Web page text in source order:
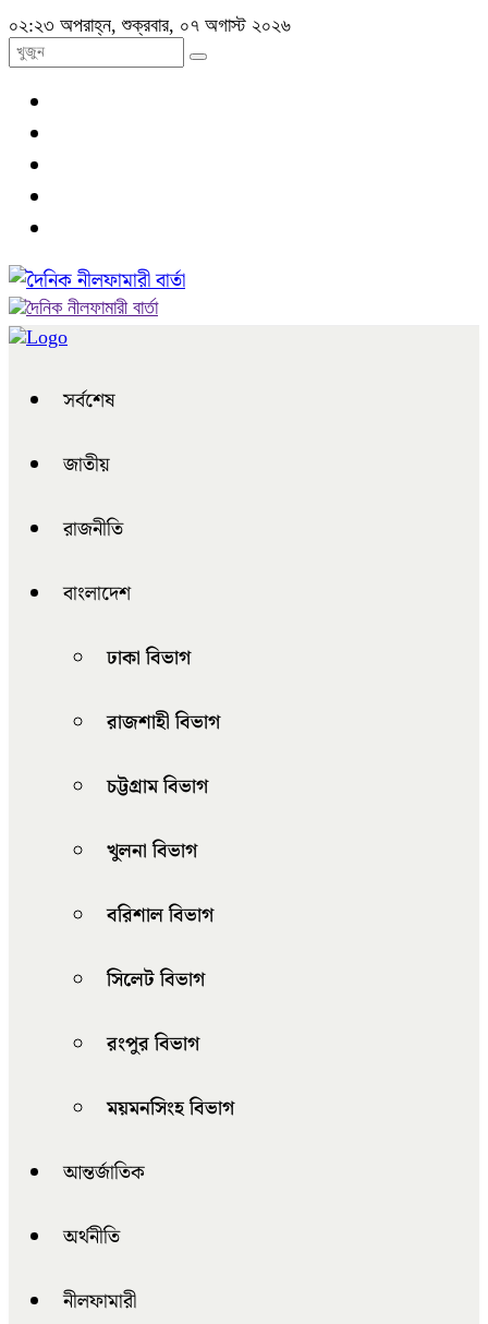
০২:২৩ অপরাহ্ন, শুক্রবার, ০৭ অগাস্ট ২০২৬
সর্বশেষ
জাতীয়
রাজনীতি
বাংলাদেশ
ঢাকা বিভাগ
রাজশাহী বিভাগ
চট্টগ্রাম বিভাগ
খুলনা বিভাগ
বরিশাল বিভাগ
সিলেট বিভাগ
রংপুর বিভাগ
ময়মনসিংহ বিভাগ
আন্তর্জাতিক
অর্থনীতি
নীলফামারী